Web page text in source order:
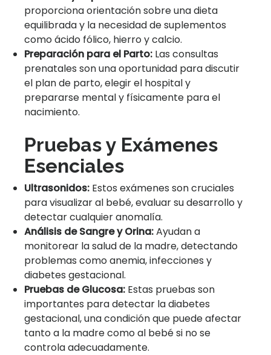
proporciona orientación sobre una dieta
equilibrada y la necesidad de suplementos
como ácido fólico, hierro y calcio.
Preparación para el Parto: Las consultas
prenatales son una oportunidad para discutir
el plan de parto, elegir el hospital y
prepararse mental y físicamente para el
nacimiento.
Pruebas y Exámenes
Esenciales
Ultrasonidos: Estos exámenes son cruciales
para visualizar al bebé, evaluar su desarrollo y
detectar cualquier anomalía.
Análisis de Sangre y Orina:Ayudan a
monitorear la salud de la madre, detectando
problemas como anemia, infecciones y
diabetes gestacional.
Pruebas de Glucosa: Estas pruebas son
importantes para detectar la diabetes
gestacional, una condición que puede afectar
tanto a la madre como al bebé si no se
controla adecuadamente.